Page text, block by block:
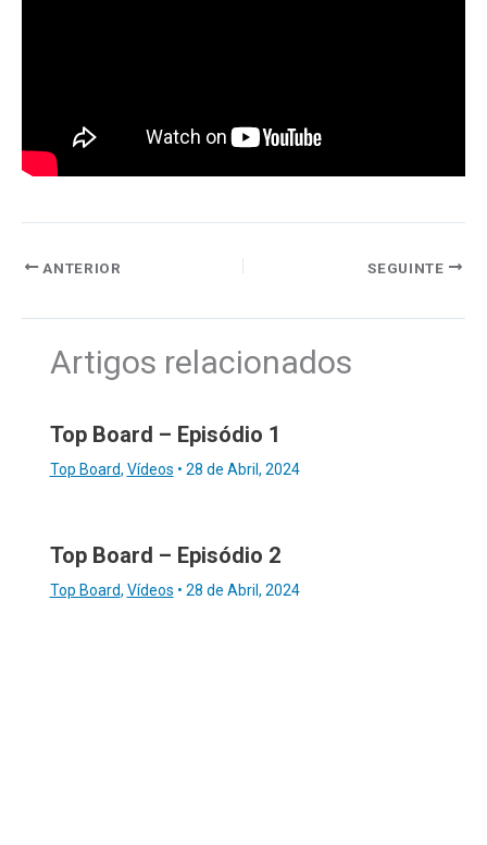
ANTERIOR SEGUINTE
Artigos relacionados
Top Board – Episódio 1
Top Board, Vídeos • 28 de Abril, 2024
Top Board – Episódio 2
Top Board, Vídeos • 28 de Abril, 2024